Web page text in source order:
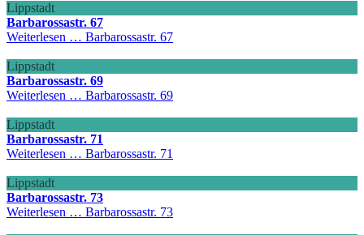
Lippstadt
Barbarossastr. 67
Weiterlesen … Barbarossastr. 67
Lippstadt
Barbarossastr. 69
Weiterlesen … Barbarossastr. 69
Lippstadt
Barbarossastr. 71
Weiterlesen … Barbarossastr. 71
Lippstadt
Barbarossastr. 73
Weiterlesen … Barbarossastr. 73